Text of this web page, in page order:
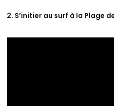
2. S’initier au surf à la Plage